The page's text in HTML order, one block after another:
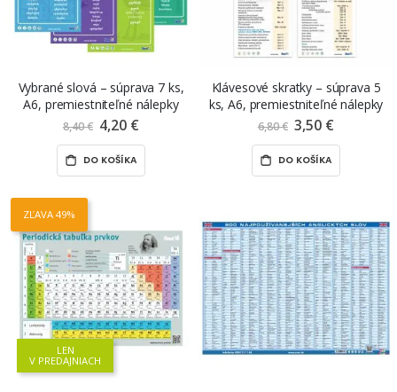
Vybrané slová – súprava 7 ks,
A6, premiestniteľné nálepky
ŠEVT NANO print
8,40 € Znížená
cena
4,20 €
DO KOŠÍKA
Klávesové skratky – súprava 5
ks, A6, premiestniteľné nálepky
ŠEVT NANO print
6,80 € Znížená
cena
3,50 €
DO KOŠÍKA
LEN
V PREDAJNIACH
ZĽAVA 49%